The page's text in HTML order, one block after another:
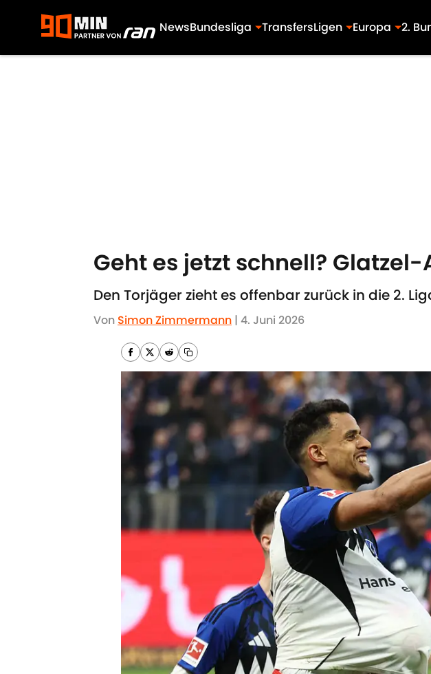
NewsBundesliga TransfersLigen Europa 2.
Geht es jetzt schnell?
Den Torjäger zieht es offenbar zurück in die 2.
Von Simon Zimmermann | 4. Juni 2026